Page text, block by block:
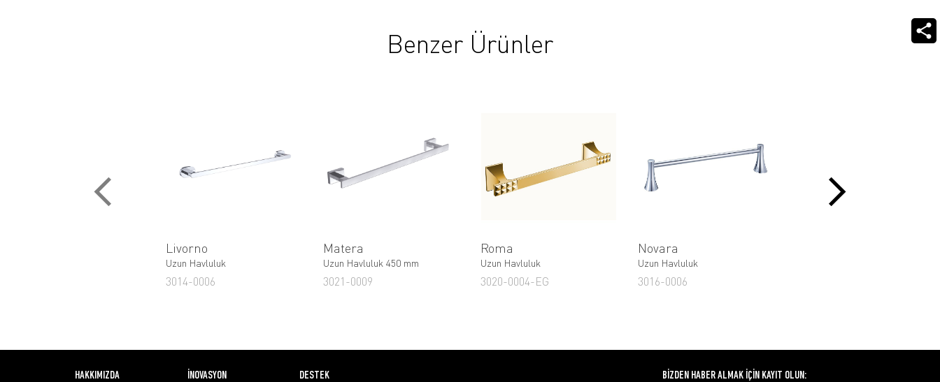
Benzer Ürünler
Livorno
Uzun Havluluk
3014-0006
Matera
Uzun Havluluk 450 mm
3021-0009
Roma
Uzun Havluluk
3020-0004-EG
Novara
Uzun Havluluk
3016-0006
HAKKIMIZDA İNOVASYON DESTEK BİZDEN HABER ALMAK İÇİN KAYIT OLUN: